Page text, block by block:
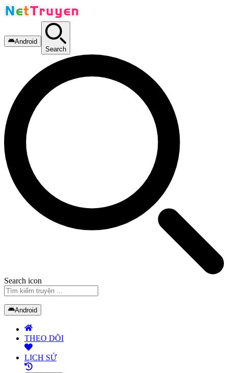
Android
Search
Search icon
Android
THEO DÕI
LỊCH SỬ